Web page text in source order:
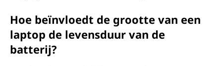
Hoe beïnvloedt de grootte van een
laptop de levensduur van de
batterij?